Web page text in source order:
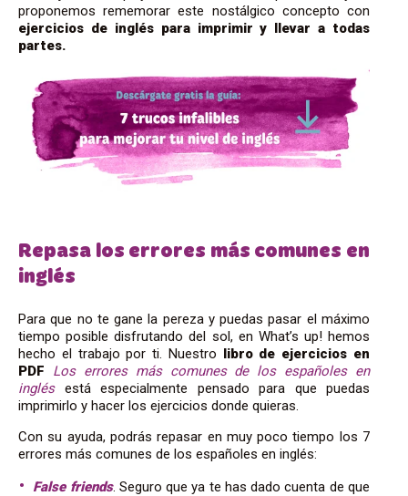
proponemos rememorar este nostálgico concepto con
ejercicios de inglés para imprimir y llevar a todas
partes.
Repasa los errores más comunes en
inglés
Para que no te gane la pereza y puedas pasar el máximo
tiempo posible disfrutando del sol, en What’s up! hemos
hecho el trabajo por ti. Nuestro libro de ejercicios en
PDF
Los errores más comunes de los españoles en
inglésestá especialmente pensado para que puedas
imprimirlo y hacer los ejercicios donde quieras.
Con su ayuda, podrás repasar en muy poco tiempo los 7
errores más comunes de los españoles en inglés:
False friends. Seguro que ya te has dado cuenta de que